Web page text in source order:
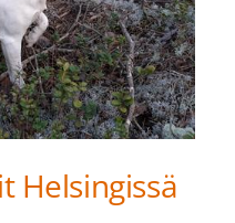
Helsingissä